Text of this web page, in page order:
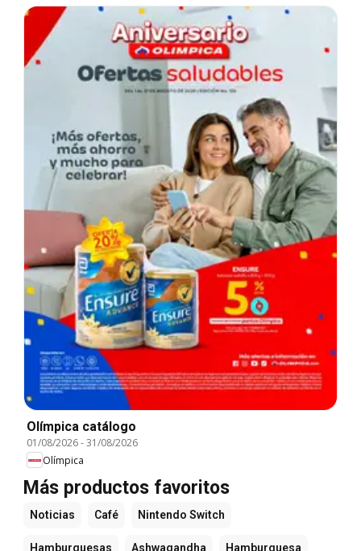
Olímpica catálogo
01/08/2026-31/08/2026
Olímpica
Más productos favoritos
Noticias Café Nintendo Switch
Hamburguesas Ashwagandha Hamburguesa